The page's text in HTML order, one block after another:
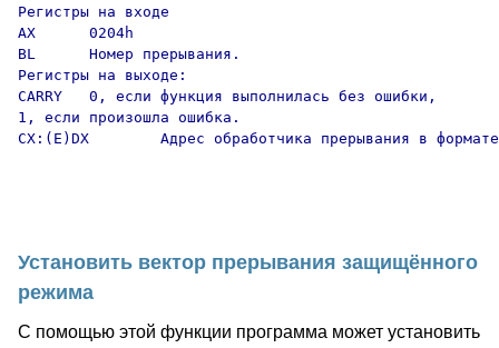
Регистры на входе
AX      0204h
BL      Номер прерывания.
Регистры на выходе:
CARRY   0, если функция выполнилась без ошибки,
1, если произошла ошибка.
CX:(E)DX        Адрес обработчика прерывания в
Установить вектор прерывания защищённого
режима
С помощью этой функции программа может установить